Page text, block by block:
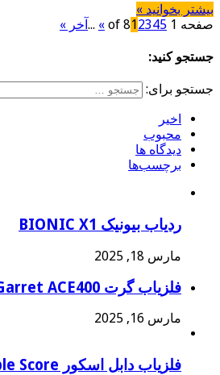
بیشتر بخوانید »
صفحه 1 of 8
12345
»
...آخر »
جستجو کنید:
جستجو برای:
اخیر
محبوب
دیدگاه ها
برچسب‌ها
ردیاب بیونیک BIONIC X1
مارس 18, 2025
فلزیاب گرت Garret ACE400
مارس 16, 2025
فلزیاب دابل اسکور Double Score